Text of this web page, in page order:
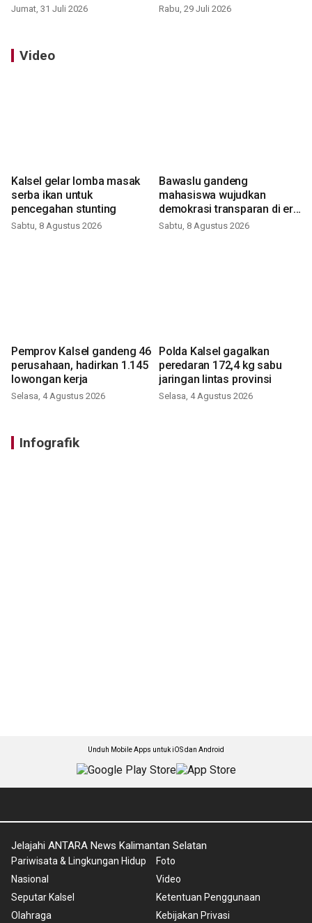
Jumat, 31 Juli 2026 Rabu, 29 Juli 2026
Video
Kalsel gelar lomba masak
serba ikan untuk
pencegahan stunting
Sabtu, 8 Agustus 2026
Bawaslu gandeng
mahasiswa wujudkan
demokrasi transparan di era
digital
Sabtu, 8 Agustus 2026
Pemprov Kalsel gandeng 46
perusahaan, hadirkan 1.145
lowongan kerja
Selasa, 4 Agustus 2026
Polda Kalsel gagalkan
peredaran 172,4 kg sabu
jaringan lintas provinsi
Selasa, 4 Agustus 2026
Infografik
Unduh Mobile Apps untuk iOS dan Android
Jelajahi ANTARA News Kalimantan Selatan
Pariwisata & Lingkungan Hidup
Nasional
Seputar Kalsel
Olahraga
Foto
Video
Ketentuan Penggunaan
Kebijakan Privasi